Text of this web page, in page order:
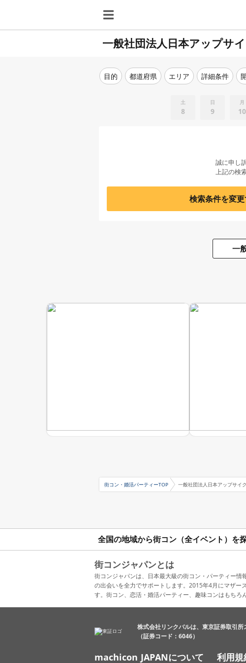
一般社団法人日本アップサ
目的 都道府県 エリア 詳細条件
土
8
日
9
月
10
誠に申し
上記の検
検索条件を変
一
街コン・婚活パーティーTOP 一般社団法人日本アップサイ
全国の地域から街コン（全イベント）を
街コンジャパンとは
街コンジャパンは、日本最大級の街コン・パーティー
の出会いを全力でサポートします。2015年4月にマザー
す。街コン、恋活・婚活パーティー、趣味コンはもちろ
株式会社リンクバルは、東京証券取引所
（証券コード：6046）
machicon JAPANについて 利用